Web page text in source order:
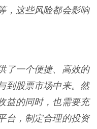
，这些风险都会影响
了一个便捷、高效的
到股票市场中来。然
益的同时，也需要充
台，制定合理的投资